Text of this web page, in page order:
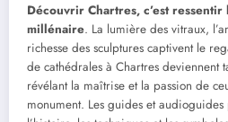
Découvrir Chartres, c’est ressentir
millénaire. La lumière des vitraux,
richesse des sculptures captivent le
de cathédrales à Chartres deviennent
révélant la maîtrise et la passion de
monument. Les guides et